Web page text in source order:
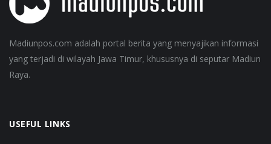
Madiunpos.com adalah portal berita yang menyajikan informasi
yang terjadi di wilayah Jawa Timur, khususnya di seputar Madiun
Raya.
USEFUL LINKS